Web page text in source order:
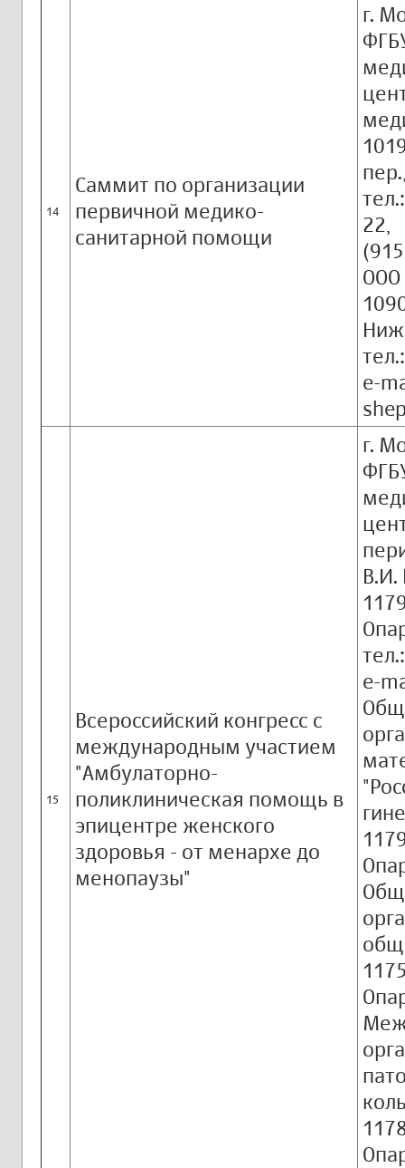
14
Саммит по организации
первичной медико-
санитарной помощи
г.
22,
ООО
e-
15
Всероссийский конгресс с
международным участием
"Амбулаторно-
поликлиническая помощь в
эпицентре женского
здоровья - от менархе до
менопаузы"
г.
В.И.
e-